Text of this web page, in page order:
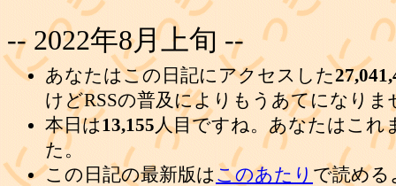
-- 2022年8月上旬 --
あなたはこの日記にアクセスした
けどRSSの普及によりもうあてになりま
本日は13,155人目ですね。あなたはこれ
た。
この日記の最新版はこのあたり で読める